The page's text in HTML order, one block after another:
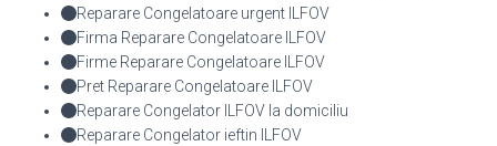
Reparare Congelatoare urgent ILFOV
Firma Reparare Congelatoare ILFOV
Firme Reparare Congelatoare ILFOV
Pret Reparare Congelatoare ILFOV
Reparare Congelator ILFOV la domiciliu
Reparare Congelator ieftin ILFOV